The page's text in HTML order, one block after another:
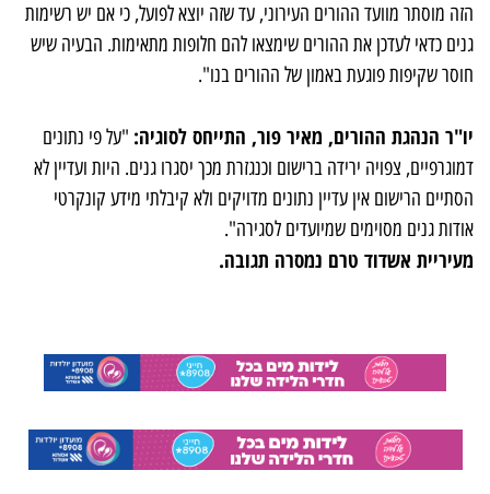
הזה מוסתר מוועד ההורים העירוני, עד שזה יוצא לפועל, כי אם יש רשימות
גנים כדאי לעדכן את ההורים שימצאו להם חלופות מתאימות. הבעיה שיש
חוסר שקיפות פוגעת באמון של ההורים בנו".
יו"ר הנהגת ההורים, מאיר פור, התייחס לסוגיה: "על פי נתונים
דמוגרפיים, צפויה ירידה ברישום וכנגזרת מכך יסגרו גנים. היות ועדיין לא
הסתיים הרישום אין עדיין נתונים מדויקים ולא קיבלתי מידע קונקרטי
אודות גנים מסוימים שמיועדים לסגירה".
מעיריית אשדוד טרם נמסרה תגובה.